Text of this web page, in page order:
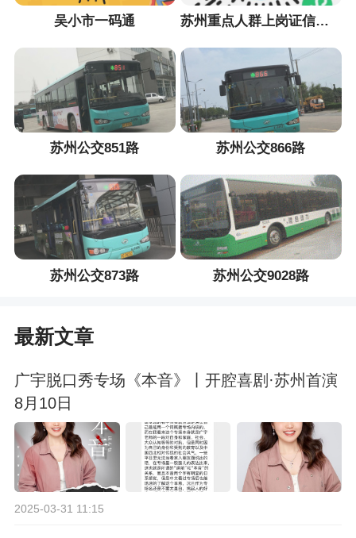
吴小市一码通 苏州重点人群上岗证信息采集小程序
苏州公交851路 苏州公交866路
苏州公交873路 苏州公交9028路
最新文章
广宇脱口秀专场《本音》丨开腔喜剧·苏州首演
8月10日
2025-03-31 11:15